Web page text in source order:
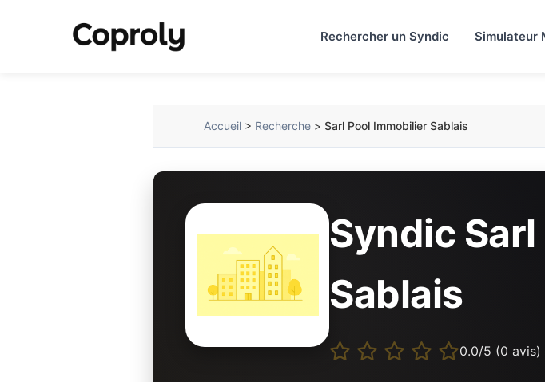
Rechercher un Syndic Simulateur
Accueil > Recherche > Sarl Pool Immobilier Sablais
Syndic
Sablais
0.0/5 (0 avis)